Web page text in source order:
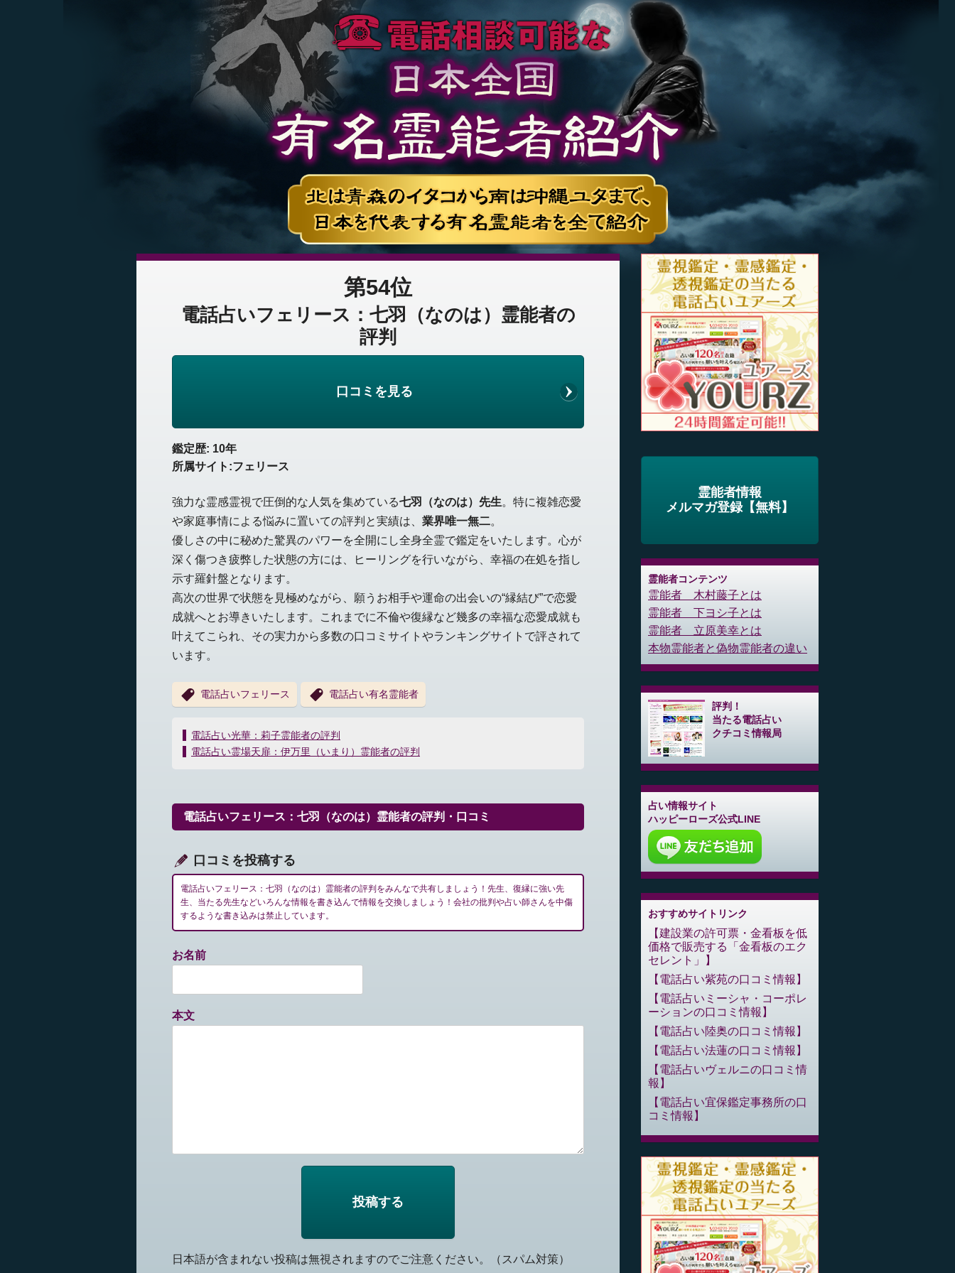
第54位
電話占いフェリース：七羽（なのは）霊能者の
評判
口コミを見る
鑑定歴: 10年
所属サイト:フェリース
強力な霊感霊視で圧倒的な人気を集めている七羽（なのは）先生。特に複雑恋愛
や家庭事情による悩みに置いての評判と実績は、 業界唯一無二。
優しさの中に秘めた驚異のパワーを全開にし全身全霊で鑑定をいたします。心が
深く傷つき疲弊した状態の方には、ヒーリングを行いながら、幸福の在処を指し
示す羅針盤となります。
高次の世界で状態を見極めながら、願うお相手や運命の出会いの“縁結び”で恋愛
成就へとお導きいたします。これまでに不倫や復縁など幾多の幸福な恋愛成就も
叶えてこられ、その実力から多数の口コミサイトやランキングサイトで評されて
います。
電話占いフェリース 電話占い有名霊能者
投
稿
ー
シ
ン
電話占い光華：莉子霊能者の評判
電話占い霊場天扉：伊万里（いまり）霊能者の評判
電話占いフェリース：七羽（なのは）霊能者の評判・口コミ
口コミを投稿する
電話占いフェリース：七羽（なのは）霊能者の評判をみんなで共有しましょう！先生、復縁に強い先
生、当たる先生などいろんな情報を書き込んで情報を交換しましょう！会社の批判や占い師さんを中傷
するような書き込みは禁止しています。
お名前
本文
日本語が含まれない投稿は無視されますのでご注意ください。（スパム対策）
霊能者情報
メルマガ登録【無料】
霊能者コンテンツ
霊能者 木村藤子とは
霊能者 下ヨシ子とは
霊能者 立原美幸とは
本物霊能者と偽物霊能者の違い
評判！
当たる電話占い
クチコミ情報局
占い情報サイト
ハッピーローズ公式LINE
おすすめサイトリンク
建設業の許可票・金看板を低
価格で販売する「金看板のエク
セレント」
電話占い紫苑の口コミ情報
電話占いミーシャ・コーポレ
ーションの口コミ情報
電話占い陸奥の口コミ情報
電話占い法蓮の口コミ情報
電話占いヴェルニの口コミ情
報
電話占い宜保鑑定事務所の口
コミ情報